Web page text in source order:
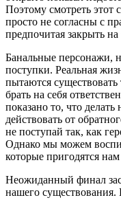
Поэтому смотреть этот
просто не согласны с
предпочитая закрыть на
Банальные персонажи,
поступки. Реальная
пытаются
брать на себя
показано то, что
действовать от
не поступай так, как
Однако мы можем
которые пригодятся
Неожиданный финал
нашего существования.